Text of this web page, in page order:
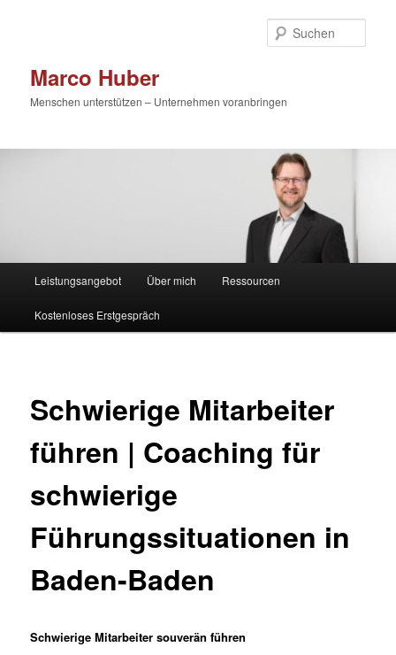
Marco Huber
Menschen unterstützen – Unternehmen voranbringen
Leistungsangebot Über mich Ressourcen
Kostenloses Erstgespräch
Schwierige Mitarbeiter
führen | Coaching für
schwierige
Führungssituationen in
Baden-Baden
Schwierige Mitarbeiter souverän führen